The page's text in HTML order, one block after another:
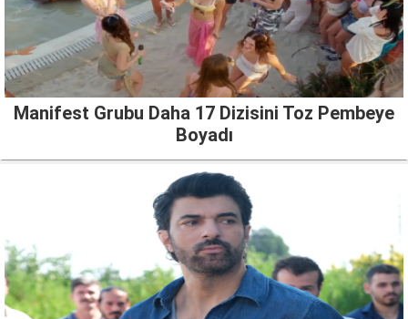
Manifest Grubu Daha 17 Dizisini Toz Pembeye
Boyadı